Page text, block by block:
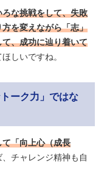
な挑戦をして、失敗
を変えながら「志」
、成功に辿り着いて
しいですね。
ーク力」ではな
「向上心（成長
チャレンジ精神も自